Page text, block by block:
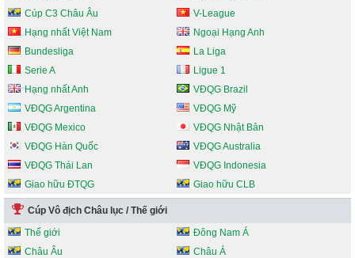
Cúp C3 Châu Âu
V-League
Hạng nhất Việt Nam
Ngoại Hạng Anh
Bundesliga
La Liga
Serie A
Ligue 1
Hạng nhất Anh
VĐQG Brazil
VĐQG Argentina
VĐQG Mỹ
VĐQG Mexico
VĐQG Nhật Bản
VĐQG Hàn Quốc
VĐQG Australia
VĐQG Thái Lan
VĐQG Indonesia
Giao hữu ĐTQG
Giao hữu CLB
Cúp Vô địch Châu lục / Thế giới
Thế giới
Đông Nam Á
Châu Âu
Châu Á